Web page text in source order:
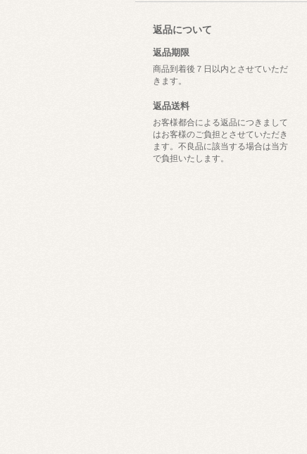
返品について
返品期限
商品到着後７日以内とさせていただ
きます。
返品送料
お客様都合による返品につきまして
はお客様のご負担とさせていただき
ます。不良品に該当する場合は当方
で負担いたします。